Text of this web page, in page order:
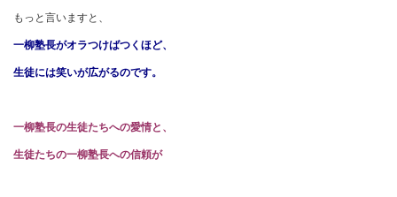
もっと言いますと、
一柳塾長がオラつけばつくほど、
生徒には笑いが広がるのです。
一柳塾長の生徒たちへの愛情と、
生徒たちの一柳塾長への信頼が